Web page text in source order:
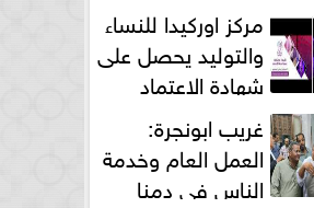
مركز اوركيدا للنساء
والتوليد يحصل على
شهادة الاعتماد
غريب ابونجرة:
العمل العام وخدمة
الناس فى دمنا